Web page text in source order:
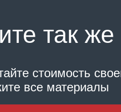
так
стоимость
все материалы